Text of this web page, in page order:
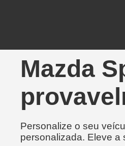
Mazda
Personalize o seu
personalizada. Eleve a